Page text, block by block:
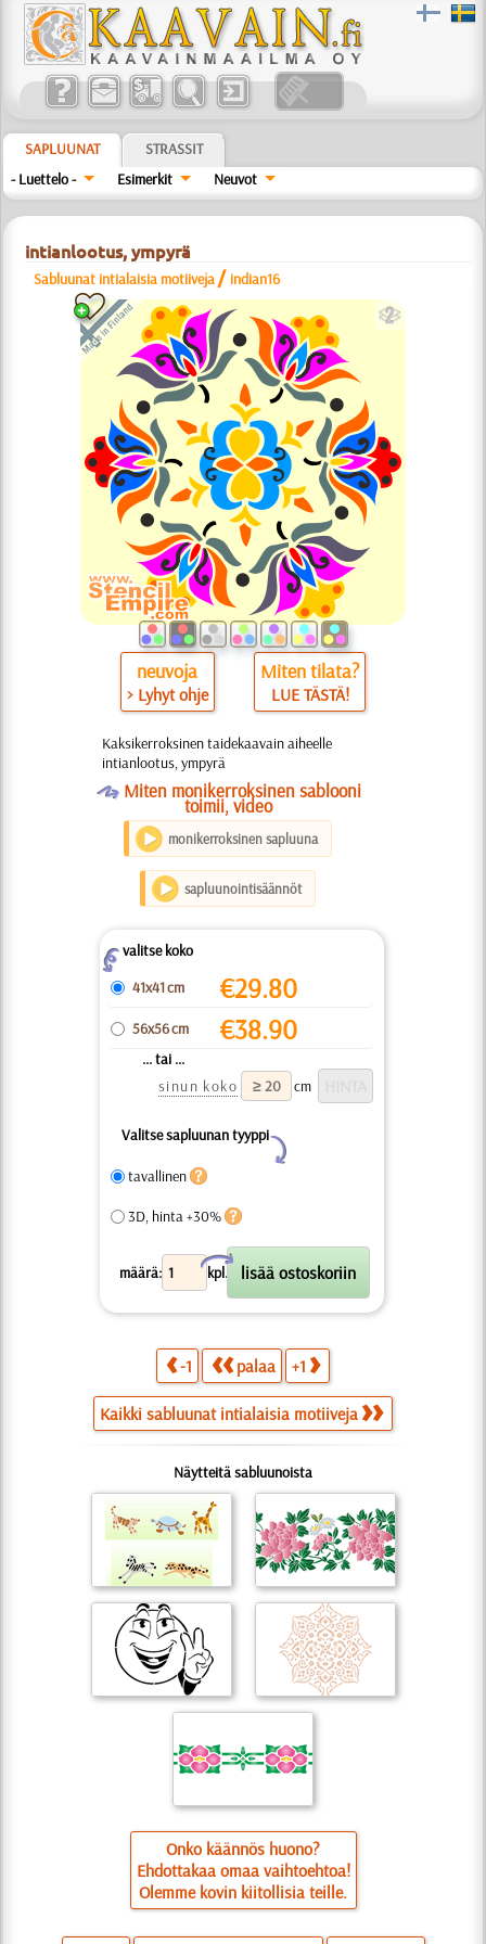
SAPLUUNAT
STRASSIT
- Luettelo -
Esimerkit Neuvot
intianlootus, ympyrä
Sabluunat intialaisia motiiveja / indian16
b
neuvoja
> Lyhyt ohje
Miten tilata?
LUE TÄSTÄ!
Kaksikerroksinen taidekaavain aiheelle
intianlootus, ympyrä
OMiten monikerroksinen sablooni
toimii, video
monikerroksinen sapluuna
sapluunointisäännöt
Zvalitse koko
41x41 cm
€29.80
56x56 cm €38.90
... tai ...
sinun koko
cm
Valitse sapluunan tyyppi
Y
tavallinen
3D, hinta +30%
määrä: kpl.
X
-1 palaa +1
Kaikki sabluunat intialaisia motiiveja
Näytteitä sabluunoista
Onko käännös huono?
Ehdottakaa omaa vaihtoehtoa!
Olemme kovin kiitollisia teille.